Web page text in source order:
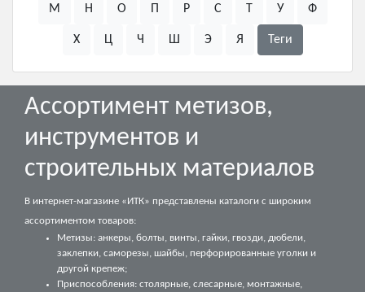
М Н О П Р С Т У Ф
Х Ц Ч Ш Э Я Теги
Ассортимент метизов,
инструментов и
строительных материалов
В интернет-магазине «ИТК» представлены каталоги с широким
ассортиментом товаров:
Метизы: анкеры, болты, винты, гайки, гвозди, дюбели,
заклепки, саморезы, шайбы, перфорированные уголки и
другой крепеж;
Приспособления: столярные, слесарные, монтажные,